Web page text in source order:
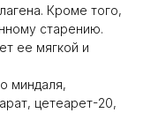
Кроме того,
старению.
ее мягкой и
миндаля,
цетеарет-20,